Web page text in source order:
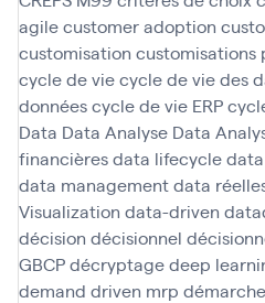
agilecustomer adoption
customisation customisations
cycle de viecycle de vie des
donnéescycle de vie ERP
Data Data Analyse Data
financièresdata lifecycle
data managementdata
Visualization data-driven
décision décisionnel
GBCPdécryptagedeep
demand driven mrp démarche